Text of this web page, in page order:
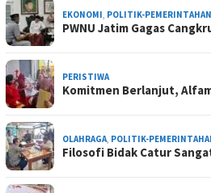
EKONOMI, POLITIK-PEMERINTAHAN
PWNU Jatim Gagas
PERISTIWA
Komitmen Berlanjut,
OLAHRAGA, POLITIK-
Filosofi Bidak Catur